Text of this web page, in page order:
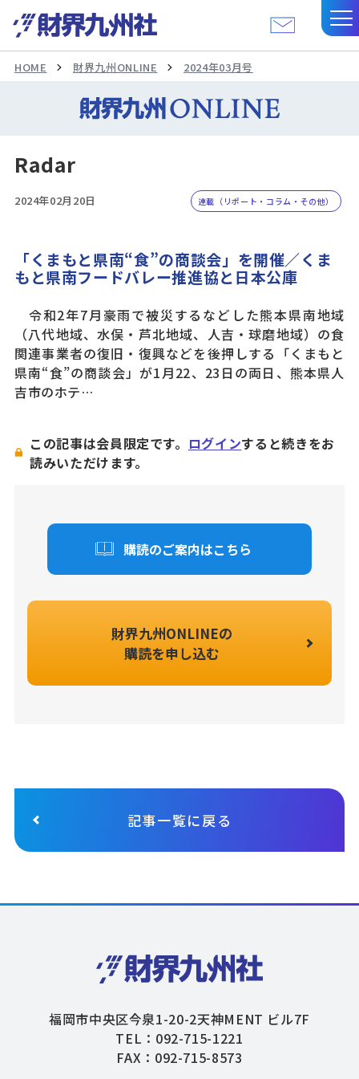
HOME 財界九州ONLINE 2024年03月号
Radar
2024年02月20日 連載（リポート・コラム・その他）
「くまもと県南“食”の商談会」を開催／くま
もと県南フードバレー推進協と日本公庫
令和2年7月豪雨で被災するなどした熊本県南地域
（八代地域、水俣・芦北地域、人吉・球磨地域）の食
関連事業者の復旧・復興などを後押しする「くまもと
県南“食”の商談会」が1月22、23日の両日、熊本県人
吉市のホテ…
この記事は会員限定です。 ログインすると続きをお
読みいただけます。
購読のご案内はこちら
財界九州ONLINEの
購読を申し込む
記事一覧に戻る
福岡市中央区今泉1-20-2天神MENT ビル7F
TEL：092-715-1221
FAX：092-715-8573